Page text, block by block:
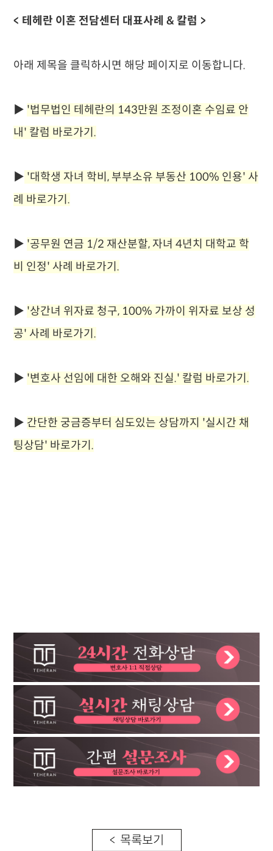
< 테헤란 이혼 전담센터 대표사례 & 칼럼 >
아래 제목을 클릭하시면 해당 페이지로 이동합니다.
▶ '법무법인 테헤란의 143만원 조정이혼 수임료 안
내' 칼럼 바로가기.
▶ '대학생 자녀 학비, 부부소유 부동산 100% 인용' 사
례 바로가기.
▶ '공무원 연금 1/2 재산분할, 자녀 4년치 대학교 학
비 인정' 사례 바로가기.
▶ '상간녀 위자료 청구, 100% 가까이 위자료 보상 성
공' 사례 바로가기.
▶ '변호사 선임에 대한 오해와 진실.' 칼럼 바로가기.
▶ 간단한 궁금증부터 심도있는 상담까지 '실시간 채
팅상담' 바로가기.
< 목록보기